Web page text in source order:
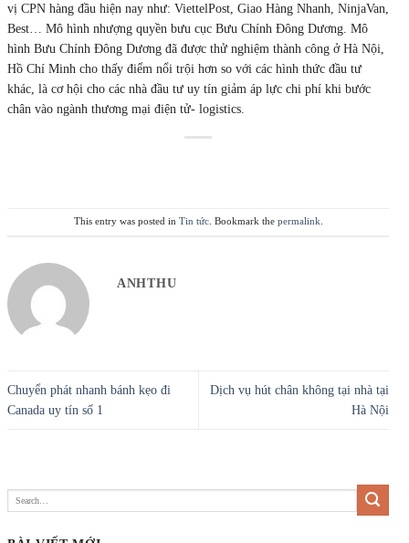
vị CPN hàng đầu hiện nay như: ViettelPost, Giao Hàng Nhanh, NinjaVan,
Best… Mô hình nhượng quyền bưu cục Bưu Chính Đông Dương. Mô
hình Bưu Chính Đông Dương đã được thử nghiệm thành công ở Hà Nội,
Hồ Chí Minh cho thấy điểm nổi trội hơn so với các hình thức đầu tư
khác, là cơ hội cho các nhà đầu tư uy tín giảm áp lực chi phí khi bước
chân vào ngành thương mại điện tử- logistics.
This entry was posted in Tin tức. Bookmark the permalink
ANHTHU
Chuyển phát nhanh bánh kẹo đi
Canada uy tín số 1
Dịch vụ hút chân không tại nhà tại
Hà Nội